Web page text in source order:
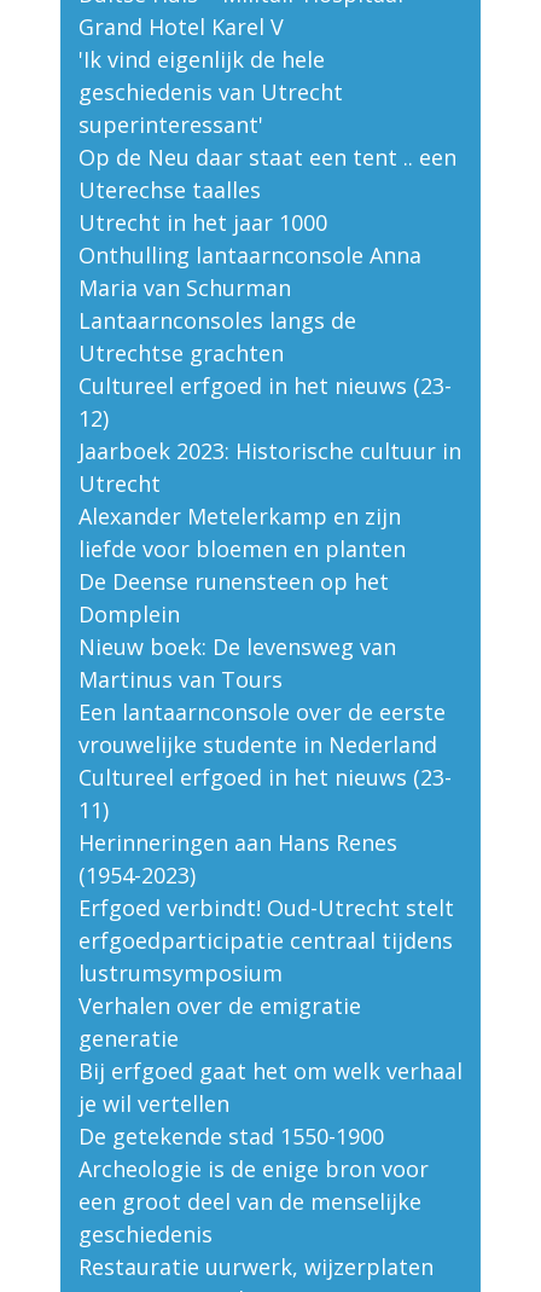
Grand Hotel Karel V
'Ik vind eigenlijk de hele
geschiedenis van Utrecht
superinteressant'
Op de Neu daar staat een tent .. een
Uterechse taalles
Utrecht in het jaar 1000
Onthulling lantaarnconsole Anna
Maria van Schurman
Lantaarnconsoles langs de
Utrechtse grachten
Cultureel erfgoed in het nieuws (23-
12)
Jaarboek 2023: Historische cultuur in
Utrecht
Alexander Metelerkamp en zijn
liefde voor bloemen en planten
De Deense runensteen op het
Domplein
Nieuw boek: De levensweg van
Martinus van Tours
Een lantaarnconsole over de eerste
vrouwelijke studente in Nederland
Cultureel erfgoed in het nieuws (23-
11)
Herinneringen aan Hans Renes
(1954-2023)
Erfgoed verbindt! Oud-Utrecht stelt
erfgoedparticipatie centraal tijdens
lustrumsymposium
Verhalen over de emigratie
generatie
Bij erfgoed gaat het om welk verhaal
je wil vertellen
De getekende stad 1550-1900
Archeologie is de enige bron voor
een groot deel van de menselijke
geschiedenis
Restauratie uurwerk, wijzerplaten